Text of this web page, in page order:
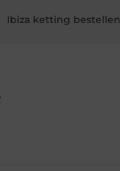
Ibiza ketting bestellen